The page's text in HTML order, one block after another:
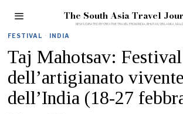
The South Asia Travel
FESTIVAL · INDIA
Taj Mahotsav: Festival
dell’artigianato vivente
dell’India (18-27